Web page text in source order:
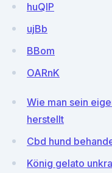
huQlP
ujBb
BBom
OARnK
Wie man sein
herstellt
Cbd hund
König gelato